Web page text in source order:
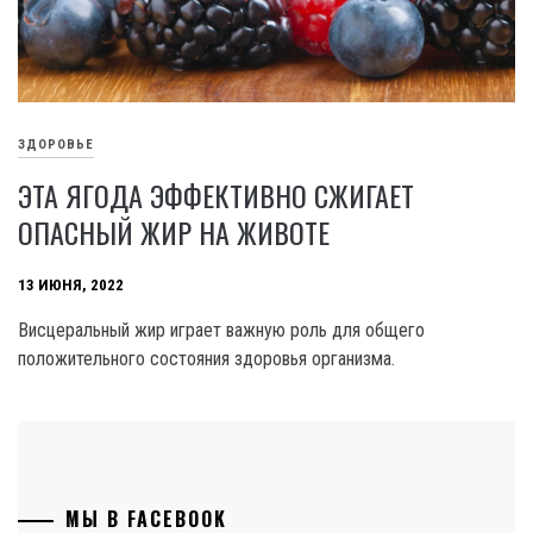
ЗДОРОВЬЕ
ЭТА ЯГОДА ЭФФЕКТИВНО СЖИГАЕТ
ОПАСНЫЙ ЖИР НА ЖИВОТЕ
13 ИЮНЯ, 2022
Висцеральный жир играет важную роль для общего
положительного состояния здоровья организма.
МЫ В FACEBOOK